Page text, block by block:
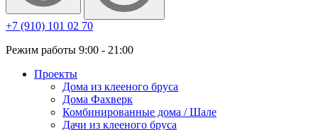
+7 (910) 101 02 70
Режим работы 9:00 - 21:00
Проекты
Дома из клееного бруса
Дома Фахверк
Комбинированные дома / Шале
Дачи из клееного бруса